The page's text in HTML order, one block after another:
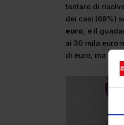
tentare di
dei casi (68%)
euro, e il
ai 30 mila euro
di euro, ma